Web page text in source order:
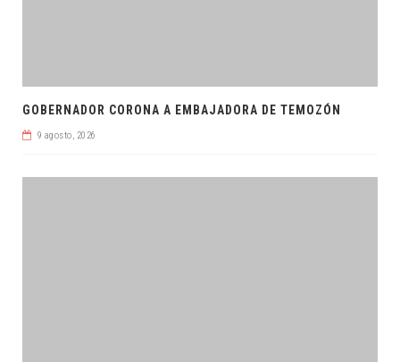
GOBERNADOR CORONA A EMBAJADORA DE TEMOZÓN
9 agosto, 2026